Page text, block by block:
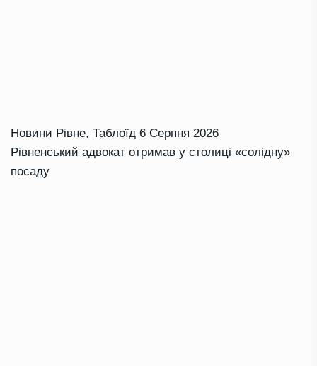
Новини Рівне, Таблоїд 6 Серпня 2026
Рівненський адвокат отримав у столиці «солідну»
посаду